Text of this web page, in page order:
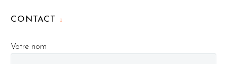
CONTACT
Votre nom